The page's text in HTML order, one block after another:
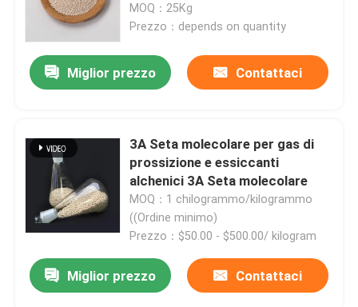
MOQ：25Kg
Prezzo：depends on quantity
Miglior prezzo Contattaci
3A Seta molecolare per gas di
prossizione e essiccanti
alchenici 3A Seta molecolare
MOQ：1 chilogrammo/kilogrammo
((Ordine minimo)
Prezzo：$50.00 - $500.00/ kilogram
Miglior prezzo Contattaci